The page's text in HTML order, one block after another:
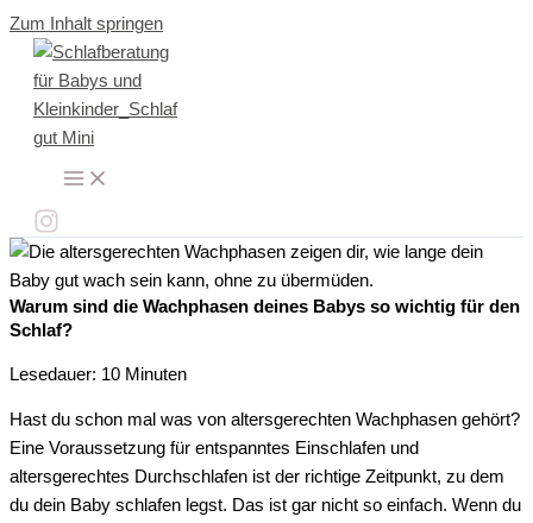
Zum Inhalt springen
Warum sind die Wachphasen deines Babys so wichtig für den
Schlaf?
Lesedauer: 10 Minuten
Hast du schon mal was von altersgerechten Wachphasen gehört?
Eine Voraussetzung für entspanntes Einschlafen und
altersgerechtes Durchschlafen ist der richtige Zeitpunkt, zu dem
du dein Baby schlafen legst. Das ist gar nicht so einfach. Wenn du